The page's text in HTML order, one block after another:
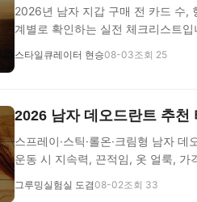
2026년 남자 지갑 구매 전 카드 수,
계별로 확인하는 실전 체크리스트입
스타일큐레이터 현승08-03조회 25
2026 남자 데오드란트 추천
스프레이·스틱·롤온·크림형 남자
운동 시 지속력, 끈적임, 옷 얼룩, 가
그루밍실험실 도겸08-02조회 33